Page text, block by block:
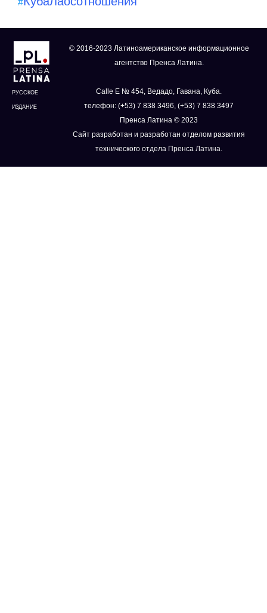
РУССКОЕ
ИЗДАНИЕ
© 2016-2023 Латиноамериканское информационное
агентство Пренса Латина.
Calle E № 454, Ведадо, Гавана, Куба.
телефон: (+53) 7 838 3496, (+53) 7 838 3497
Пренса Латина © 2023
Сайт разработан и разработан отделом развития
технического отдела Пренса Латина.